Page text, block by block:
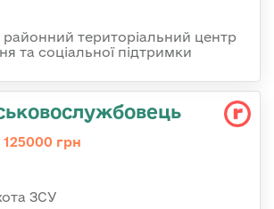
районний територіальний центр
та соціальної підтримки
грн
ЗСУ